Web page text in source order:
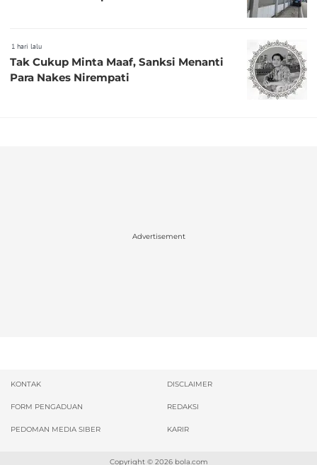
1 hari lalu
Tak Cukup Minta Maaf, Sanksi Menanti
Para Nakes Nirempati
Advertisement
KONTAK DISCLAIMER
FORM PENGADUAN REDAKSI
PEDOMAN MEDIA SIBER KARIR
Copyright © 2026 bola.com